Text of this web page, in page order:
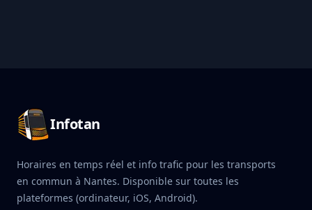
Infotan
Horaires en temps réel et info trafic pour les transports
en commun à Nantes. Disponible sur toutes les
plateformes (ordinateur, iOS, Android).